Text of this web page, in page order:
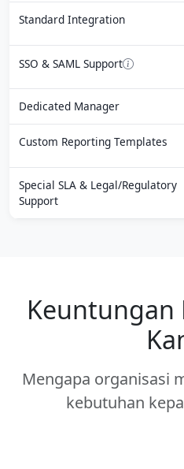
Standard Integration
SSO & SAML Support
Dedicated Manager
Custom Reporting Templates
Special SLA & Legal/Regulatory
Support
Keuntungan
Mengapa organisasi
kebutuhan